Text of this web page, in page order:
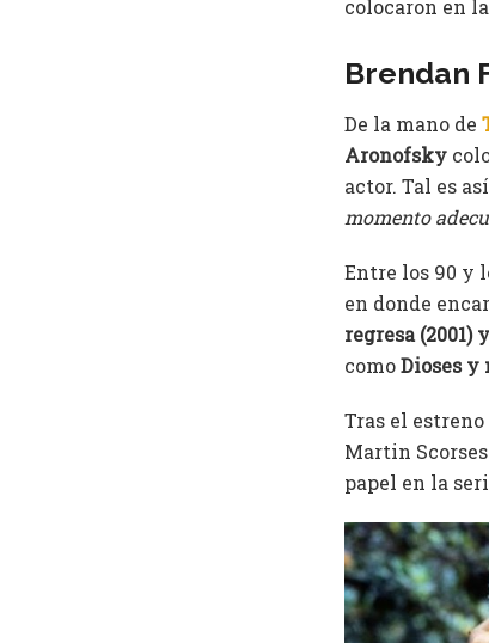
colocaron en
Brendan
De la mano de
Aronofsky
actor. Tal es
momento
Entre los 90 y
en donde
regresa (2001) y
comoDioses y
Tras el estreno
Martin
papel en la